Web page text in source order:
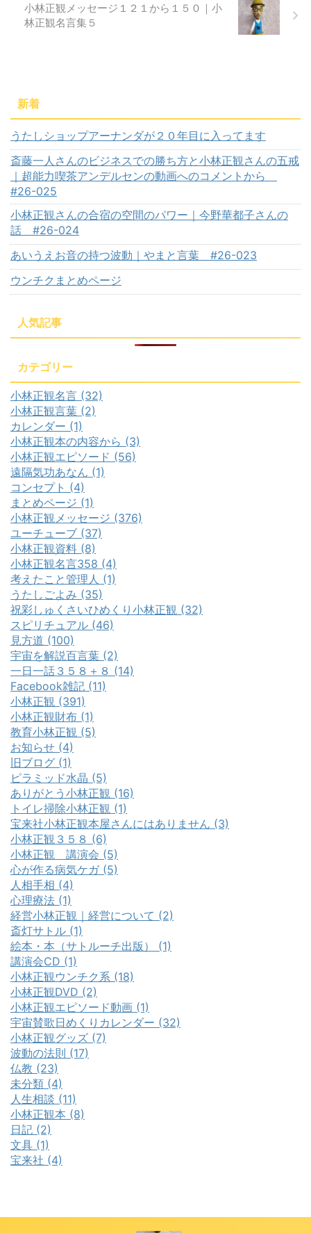
小林正観メッセージ１２１から１５０｜小
林正観名言集５
新着
うたしショップアーナンダが２０年目に入ってます
斎藤一人さんのビジネスでの勝ち方と小林正観さんの五戒
｜超能力喫茶アンデルセンの動画へのコメントから
#26-025
小林正観さんの合宿の空間のパワー｜今野華都子さんの
話 #26-024
あいうえお音の持つ波動｜やまと言葉 #26-023
ウンチクまとめページ
人気記事
カテゴリー
小林正観名言 (32)
小林正観言葉 (2)
カレンダー (1)
小林正観本の内容から (3)
小林正観エピソード (56)
遠隔気功あなん (1)
コンセプト (4)
まとめページ (1)
小林正観メッセージ (376)
ユーチューブ (37)
小林正観資料 (8)
小林正観名言358 (4)
考えたこと管理人 (1)
うたしごよみ (35)
祝彩しゅくさいひめくり小林正観 (32)
スピリチュアル (46)
見方道 (100)
宇宙を解説百言葉 (2)
一日一話３５８＋８ (14)
Facebook雑記 (11)
小林正観 (391)
小林正観財布 (1)
教育小林正観 (5)
お知らせ (4)
旧ブログ (1)
ピラミッド水晶 (5)
ありがとう小林正観 (16)
トイレ掃除小林正観 (1)
宝来社小林正観本屋さんにはありません (3)
小林正観３５８ (6)
小林正観 講演会 (5)
心が作る病気ケガ (5)
人相手相 (4)
心理療法 (1)
経営小林正観｜経営について (2)
斎灯サトル (1)
絵本・本（サトルーチ出版） (1)
講演会CD (1)
小林正観ウンチク系 (18)
小林正観DVD (2)
小林正観エピソード動画 (1)
宇宙賛歌日めくりカレンダー (32)
小林正観グッズ (7)
波動の法則 (17)
仏教 (23)
未分類 (4)
人生相談 (11)
小林正観本 (8)
日記 (2)
文具 (1)
宝来社 (4)